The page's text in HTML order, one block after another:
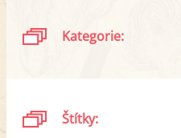
Kategorie:
Štítky: